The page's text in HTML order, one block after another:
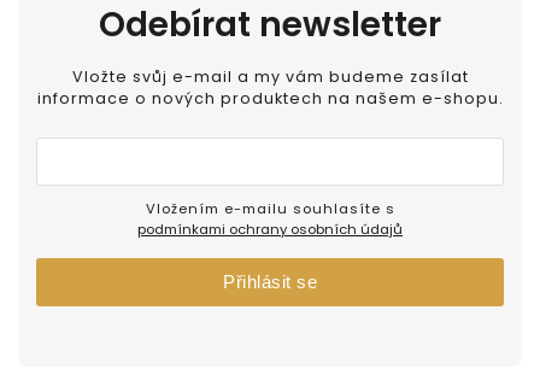
Odebírat newsletter
Vložte svůj e-mail a my vám budeme zasílat
informace o nových produktech na našem e-shopu.
podmínkami ochrany osobních údajů
Přihlásit se